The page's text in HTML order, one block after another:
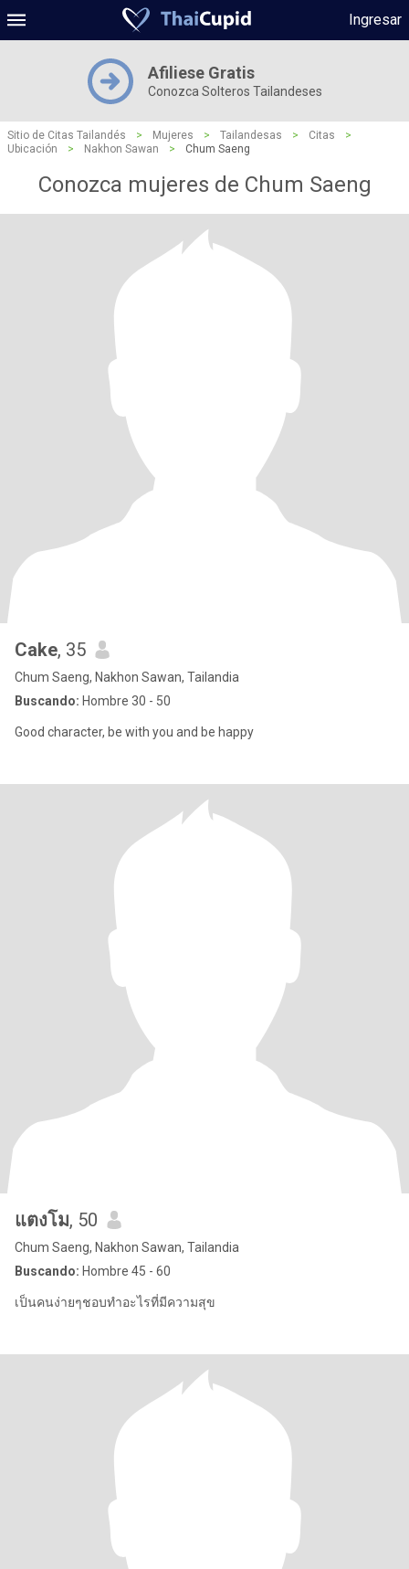
Ingresar
Afiliese Gratis
Conozca Solteros Tailandeses
Sitio de Citas Tailandés > Mujeres > Tailandesas > Citas
>
Ubicación
> Nakhon Sawan > Chum Saeng
Conozca mujeres de Chum Saeng
Cake, 35
Chum Saeng, Nakhon Sawan, Tailandia
Buscando: Hombre 30 - 50
Good character, be with you and be happy
แตงโม, 50
Chum Saeng, Nakhon Sawan, Tailandia
Buscando: Hombre 45 - 60
เป็นคนง่ายๆชอบทำอะไรที่มีความสุข